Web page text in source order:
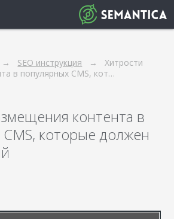
SEO инструкция
Хитрости
в популярных CMS, кот…
контента в
которые должен